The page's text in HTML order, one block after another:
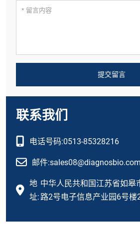
提交留言
联系我们
电话号码:0513-85328216
邮件:sales08@diagnosbio.com
地
址:
中华人民共和国江苏省如皋
路2号电子信息产业园6号楼